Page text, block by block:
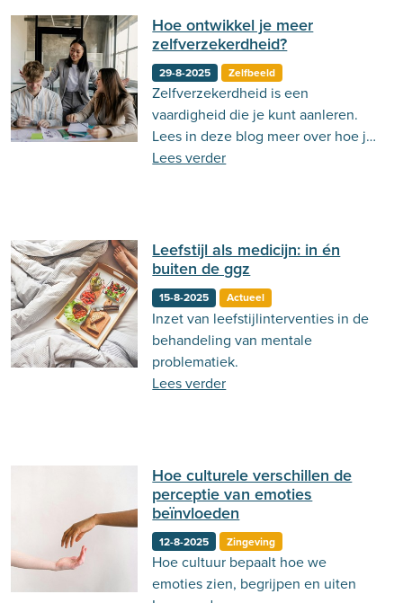
Hoe ontwikkel je meer
zelfverzekerdheid?
29-8-2025 Zelfbeeld
Zelfverzekerdheid is een
vaardigheid die je kunt aanleren.
Lees in deze blog meer over hoe je
dit kan doen!
Lees verder
Leefstijl als medicijn: in én
buiten de ggz
15-8-2025 Actueel
Inzet van leefstijlinterventies in de
behandeling van mentale
problematiek.
Lees verder
Hoe culturele verschillen de
perceptie van emoties
beïnvloeden
12-8-2025 Zingeving
Hoe cultuur bepaalt hoe we
emoties zien, begrijpen en uiten